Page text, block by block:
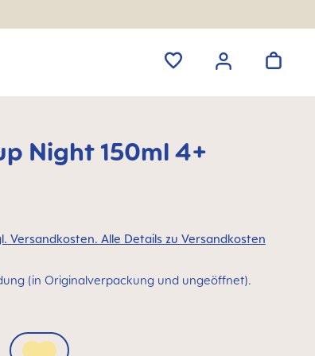
Night 150ml 4+
Versandkosten. Alle Details zu Versandkosten
(in Originalverpackung und ungeöffnet).